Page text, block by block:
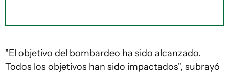
"El objetivo del bombardeo ha sido alcanzado.
Todos los objetivos han sido impactados", subrayó